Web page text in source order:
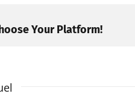
Your Platform!